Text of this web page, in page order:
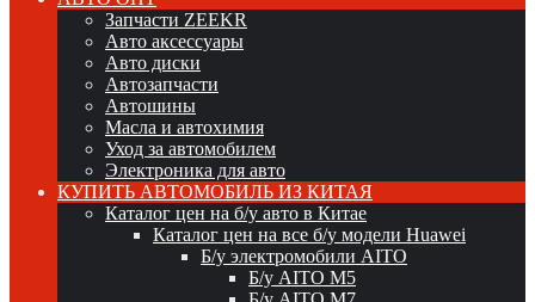
Запчасти ZEEKR
Авто аксессуары
Авто диски
Автозапчасти
Автошины
Масла и автохимия
Уход за автомобилем
Электроника для авто
КУПИТЬ АВТОМОБИЛЬ ИЗ КИТАЯ
Каталог цен на б/у авто в Китае
Каталог цен на все б/у модели Huawei
Б/у электромобили AITO
Б/у AITO M5